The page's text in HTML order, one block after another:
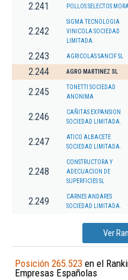
2.241 POLLOS SELECTOS
2.242
SIGMA TECNOLOGIA
VINICOLA SOCIEDAD
LIMITADA.
2.243 AGRICOLAS SANCIF SL
2.244 AGRO MARTINEZ SL
2.245
TONETTI SOCIEDAD
ANONIMA
2.246
CAÑITAS EXPANSION
SOCIEDAD LIMITADA.
2.247
ATICO ALBACETE
SOCIEDAD LIMITADA.
2.248
CONSTRUCTORA Y
ADECUACION DE
SUPERFICIES SL
2.249
CARNES ANDARES
SOCIEDAD LIMITADA.
Ver
Posición 265.523 en el
Empresas Españolas